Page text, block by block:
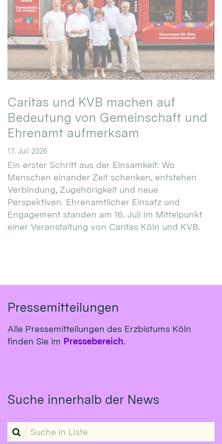
Caritas und KVB machen auf
Bedeutung von Gemeinschaft und
Ehrenamt aufmerksam
17. Juli 2026
Ein erster Schritt aus der Einsamkeit: Wo
Menschen einander Zeit schenken, entstehen
Verbindung, Zugehörigkeit und neue
Perspektiven. Ehrenamtlicher Einsatz und
Engagement standen am 16. Juli im Mittelpunkt
einer Veranstaltung von Caritas Köln und KVB.
Pressemitteilungen
Alle Pressemitteilungen des Erzbistums Köln
finden Sie im Pressebereich.
Suche innerhalb der News
Suche in Liste